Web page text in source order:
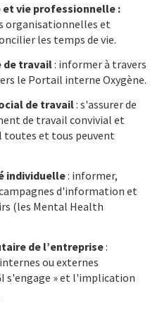
vie professionnelle :
organisationnelles et
les temps de vie.
de travail: informer à travers
le Portail interne Oxygène.
de travail: s'assurer de
de travail convivial et
toutes et tous peuvent
individuelle: informer,
d'information et
(les Mental Health
de l’entreprise:
ou externes
s'engage » et l'implication